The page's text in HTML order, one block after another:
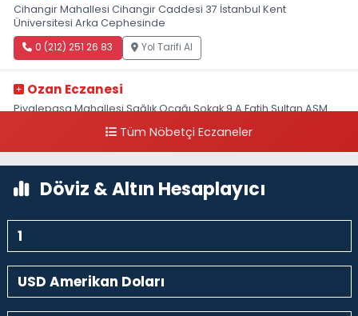
Cihangir Mahallesi Cihangir Caddesi 37 İstanbul Kent
Üniversitesi Arka Cephesinde
0 (212) 251 26 83 Yol Tarifi Al
Ozan Eczanesi
Piyalepaşa Mahallesi Sağlık Ocağı Sokak 9 A Fatih Sultan ASM
Tüm Nöbetçi Eczaneler
Döviz & Altın Hesaplayıcı